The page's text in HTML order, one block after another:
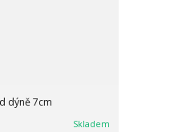
dýně 7cm
Skladem